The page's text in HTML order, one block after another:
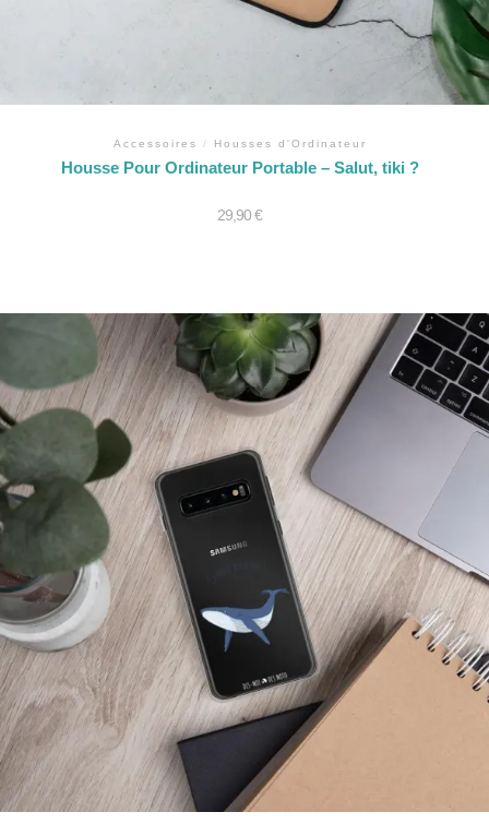
Accessoires / Housses d'Ordinateur
Housse Pour Ordinateur Portable – Salut, tiki ?
29,90€